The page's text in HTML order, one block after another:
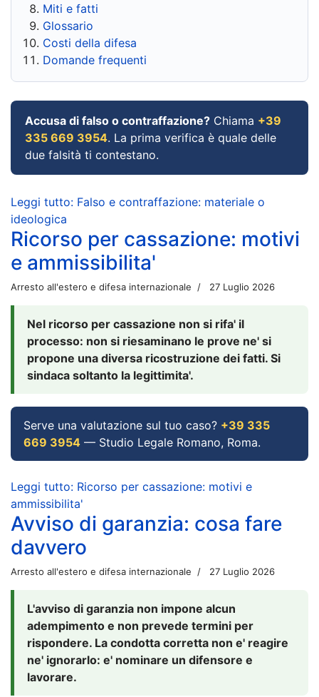
Miti e fatti
Glossario
Costi della difesa
Domande frequenti
Accusa di falso o contraffazione? Chiama +39
335 669 3954. La prima verifica è quale delle
due falsità ti contestano.
Leggi tutto: Falso e contraffazione: materiale o
ideologica
Ricorso per cassazione: motivi
e ammissibilita'
Arresto all'estero e difesa internazionale 27 Luglio 2026
Nel ricorso per cassazione non si rifa' il
processo: non si riesaminano le prove ne' si
propone una diversa ricostruzione dei fatti. Si
sindaca soltanto la legittimita'.
Serve una valutazione sul tuo caso? +39 335
669 3954 — Studio Legale Romano, Roma.
Leggi tutto: Ricorso per cassazione: motivi e
ammissibilita'
Avviso di garanzia: cosa fare
davvero
Arresto all'estero e difesa internazionale 27 Luglio 2026
L'avviso di garanzia non impone alcun
adempimento e non prevede termini per
rispondere. La condotta corretta non e' reagire
ne' ignorarlo: e' nominare un difensore e
lavorare.